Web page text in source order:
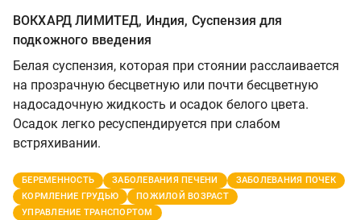
ВОКХАРД ЛИМИТЕД, Индия, Суспензия для
подкожного введения
Белая суспензия, которая при стоянии расслаивается
на прозрачную бесцветную или почти бесцветную
надосадочную жидкость и осадок белого цвета.
Осадок легко ресуспендируется при слабом
встряхивании.
БЕРЕМЕННОСТЬ ЗАБОЛЕВАНИЯ ПЕЧЕНИ
ЗАБОЛЕВАНИЯ ПОЧЕК
КОРМЛЕНИЕ ГРУДЬЮ
ПОЖИЛОЙ ВОЗРАСТ
УПРАВЛЕНИЕ ТРАНСПОРТОМ